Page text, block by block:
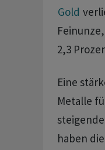
Gold
‌Feinunze,
​2,3
Eine
Metalle
haben